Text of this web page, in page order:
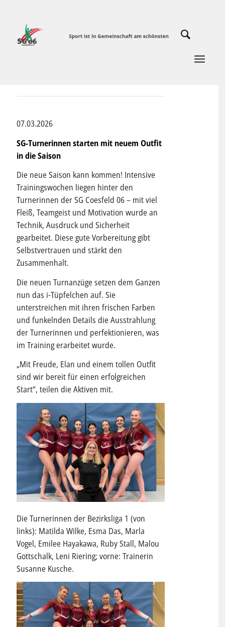
07.03.2026
SG-Turnerinnen starten mit neuem Outfit
in die Saison
Die neue Saison kann kommen! Intensive
Trainingswochen liegen hinter den
Turnerinnen der SG Coesfeld 06 – mit viel
Fleiß, Teamgeist und Motivation wurde an
Technik, Ausdruck und Sicherheit
gearbeitet. Diese gute Vorbereitung gibt
Selbstvertrauen und stärkt den
Zusammenhalt.
Die neuen Turnanzüge setzen dem Ganzen
nun das i-Tüpfelchen auf. Sie
unterstreichen mit ihren frischen Farben
und funkelnden Details die Ausstrahlung
der Turnerinnen und perfektionieren, was
im Training erarbeitet wurde.
„Mit Freude, Elan und einem tollen Outfit
sind wir bereit für einen erfolgreichen
Start“, teilen die Aktiven mit.
Die Turnerinnen der Bezirksliga 1 (von
links): Matilda Wilke, Esma Das, Marla
Vogel, Emilee Hayakawa, Ruby Stall, Malou
Gottschalk, Leni Riering; vorne: Trainerin
Susanne Kusche.